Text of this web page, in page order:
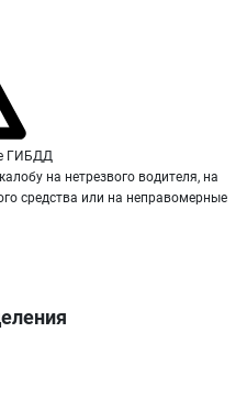
ГИБДД
на нетрезвого водителя, на
средства или на неправомерные